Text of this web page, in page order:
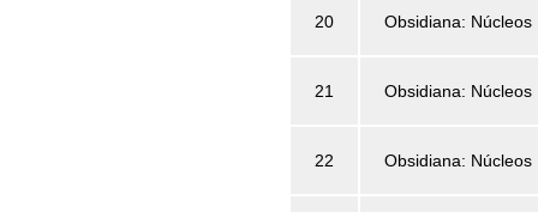
20 Obsidiana:
21 Obsidiana:
22 Obsidiana: Núcleos